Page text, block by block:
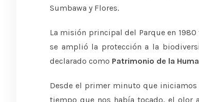
Sumbawa y Flores.
La misión principal del Parque en
se amplió la protección a la
declarado como Patrimonio de la
Desde el primer minuto que
tiempo que nos había tocado, el olor